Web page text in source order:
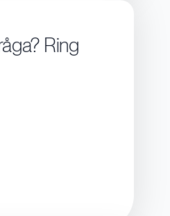
Ring